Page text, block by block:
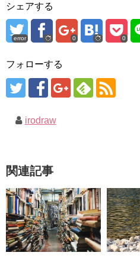
シェアする
error 0 0
フォローする
irodraw
関連記事